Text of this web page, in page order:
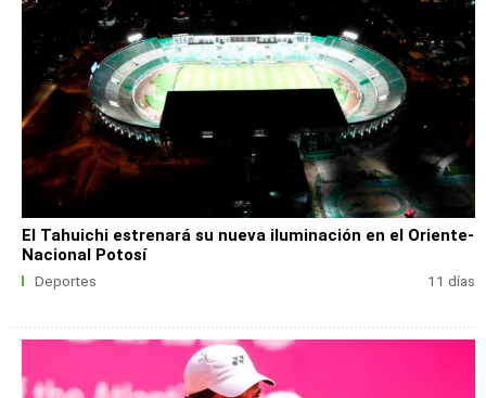
El Tahuichi estrenará su nueva iluminación en el Oriente-
Nacional Potosí
Deportes 11 días